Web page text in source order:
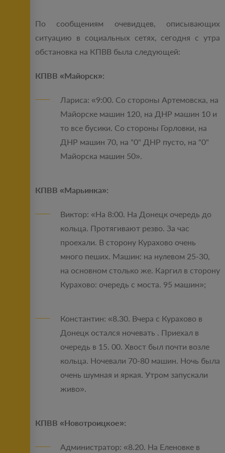
По сообщениям очевидцев, описывающих
ситуацию в социальных сетях, сегодня с утра
обстановка на КПВВ была следующей:
КПВВ «Майорск»:
Лариса: «9:00. Со стороны Артемовска, на
Майорске машин 120, на ДНР машин 10 и
то все бусики. Со стороны Горловки, на
ДНР машин 70, на "0" ДНР пусто, на "0"
Майорска машин 50».
КПВВ «Марьинка»:
Виктор: «На 8:00. На Донецк очередь до
кольца. Протягивают резво. За час
проехали. В сторону Курахово очень
много пеших. Машин: на нулевом 25-30,
на основном столько же. Каргил в сторону
Курахово: очередь с моста. 95 машин»;
Константин: «8.30. Вчера с Курахово в
Донецк остался ночевать . Приехал в
очередь в 15. 00. Хвост был почти возле
кольца. Ночевали 70-80 машин. Ночь была
очень шумная и яркая. Утром запускали
живо».
КПВВ «Новотроицкое»:
Администратор: «8.20. На Еленовке в